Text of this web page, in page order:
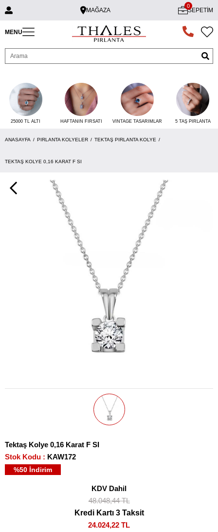
MAĞAZA SEPETIM
0
MENU
25000 TL ALTI HAFTANIN FIRSATI VINTAGE TASARIMLAR 5 TAŞ PIRLANTA
ANASAYFA PIRLANTA KOLYELER TEKTAŞ PIRLANTA KOLYE
TEKTAŞ KOLYE 0,16 KARAT F SI
Tektaş Kolye 0,16 Karat F SI
Stok Kodu
KAW172
%50 İndirim
KDV Dahil
48.048,44 TL
Kredi Kartı 3 Taksit
24.024,22 TL